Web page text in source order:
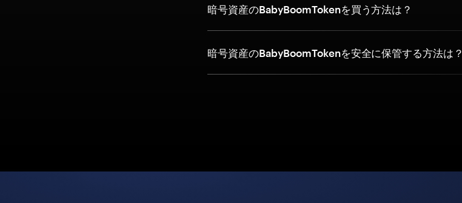
暗号資産のBabyBoomTokenを買う方法は？
暗号資産のBabyBoomTokenを安全に保管する方法は？